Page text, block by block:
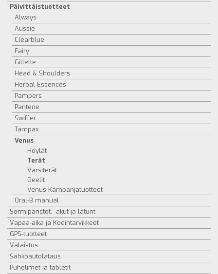
Päivittäistuotteet
Always
Aussie
Clearblue
Fairy
Gillette
Head & Shoulders
Herbal Essences
Pampers
Pantene
Swiffer
Tampax
Venus
Höylät
Terät
Varsiterät
Geelit
Venus Kampanjatuotteet
Oral-B manual
Sormiparistot, -akut ja laturit
Vapaa-aika ja Kodintarvikkeet
GPS-tuotteet
Valaistus
Sähköautolataus
Puhelimet ja tabletit